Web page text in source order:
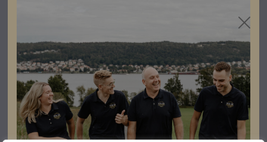
Registrera dig som partner för att se priser och kunna
göra beställningar.
S-Line Laddkabelär lämplig för alla typ 2 elbilar på
marknaden. S-Line är en exklusiv laddkabelserie.
Kabeln är tillverkad av ett TPU-material som ger bra
motståndskraft mot olja, nötning och UV-ljus. Kabeln
är även flexibel i kyla. IP66 5G2,5mm²+1x05mm².